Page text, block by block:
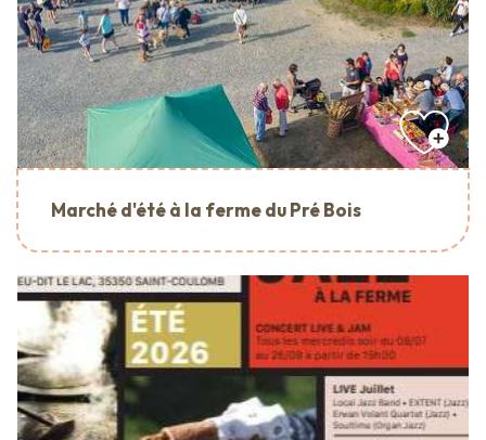
Marché d'été à la ferme du Pré Bois